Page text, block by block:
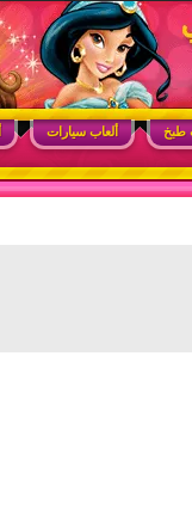
تلبيس، مكياج، طبخ وأنشطة
طبخ ألعاب سيارات